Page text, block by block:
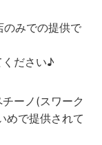
みでの提供で
ください♪
ーノ(スワーク
めで提供されて